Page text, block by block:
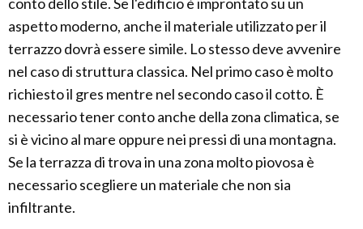
aspetto moderno, anche il materiale utilizzato per il
terrazzo dovrà essere simile. Lo stesso deve avvenire
nel caso di struttura classica. Nel primo caso è molto
richiesto il gres mentre nel secondo caso il cotto. È
necessario tener conto anche della zona climatica, se
si è vicino al mare oppure nei pressi di una montagna.
Se la terrazza di trova in una zona molto piovosa è
necessario scegliere un materiale che non sia
infiltrante.